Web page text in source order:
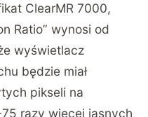
ClearMR 7000,
Ratio” wynosi od
wyświetlacz
będzie miał
pikseli na
razy więcej jasnych